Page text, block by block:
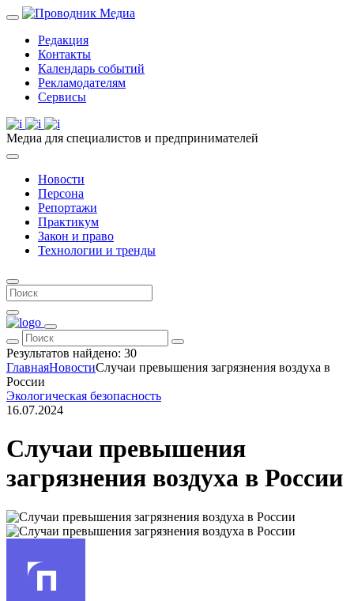
Редакция
Контакты
Календарь событий
Рекламодателям
Сервисы
Медиа для специалистов и предпринимателей
Новости
Персона
Репортажи
Практикум
Закон и право
Технологии и тренды
Результатов найдено: 30
ГлавнаяНовостиСлучаи превышения загрязнения воздуха в
России
Экологическая безопасность
16.07.2024
Случаи превышения
загрязнения воздуха в России